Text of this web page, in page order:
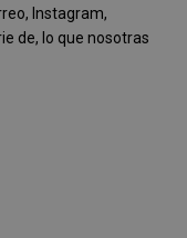
Instagram,
de, lo que nosotras